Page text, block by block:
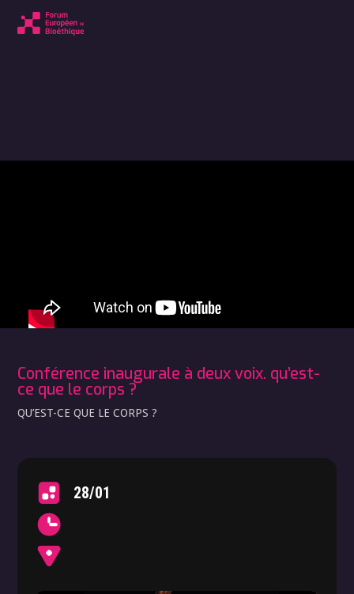
Conférence inaugurale à deux voix. qu’est-
ce que le corps ?
QU’EST-CE QUE LE CORPS ?
28/01